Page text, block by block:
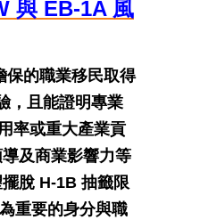
與 EB-1A 風
保的職業移民取得
，且能證明專業
率或重大產業貢
及商業影響力等
脫 H-1B 抽籤限
重要的身分與職